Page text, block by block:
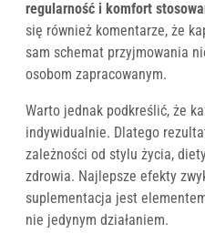
regularność i komfort
się również komentarze, że
sam schemat przyjmowania
osobom zapracowanym.
Warto jednak podkreślić, że
indywidualnie. Dlatego
zależności od stylu życia,
zdrowia. Najlepsze efekty
suplementacja jest
nie jedynym działaniem.